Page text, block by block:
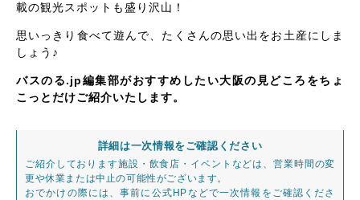
載の観光スポットも盛り沢山！
思いっきり食べて遊んで、たくさんの思い出をお土産にしま
しょう♪
バスのる.jp編集部がおすすめしたい大阪の見どころをちょ
こっとだけご紹介いたします。
詳細は一次情報をご確認ください
ご紹介しております施設・飲食店・イベントなどは、営業時間の変
更や休業または中止の可能性がございます。
おでかけの際には、事前に公式HPなどで一次情報をご確認くださ